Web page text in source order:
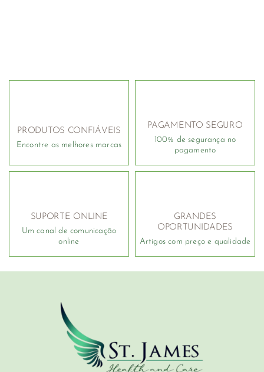
PRODUTOS CONFIÁVEIS
Encontre as melhores marcas
PAGAMENTO SEGURO
100% de segurança no
pagamento
SUPORTE ONLINE
Um canal de comunicação
online
GRANDES
OPORTUNIDADES
Artigos com preço e qualidade